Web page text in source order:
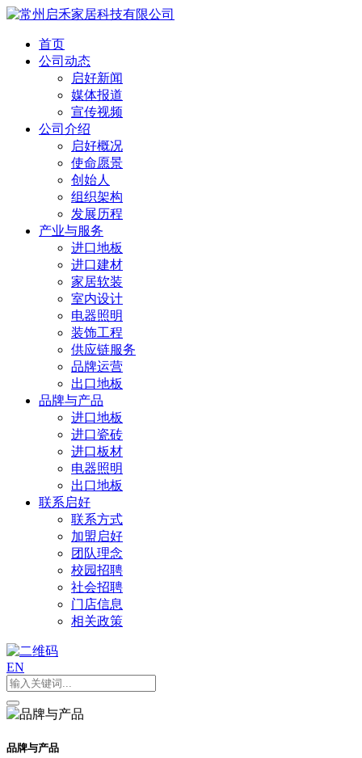
首页
公司动态
启好新闻
媒体报道
宣传视频
公司介绍
启好概况
使命愿景
创始人
组织架构
发展历程
产业与服务
进口地板
进口建材
家居软装
室内设计
电器照明
装饰工程
供应链服务
品牌运营
出口地板
品牌与产品
进口地板
进口瓷砖
进口板材
电器照明
出口地板
联系启好
联系方式
加盟启好
团队理念
校园招聘
社会招聘
门店信息
相关政策
EN
品牌与产品